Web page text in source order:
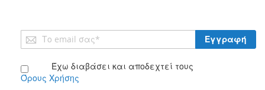
Εγγραφή
στο
Δελτίο: Έχω διαβάσει και αποδεχτεί τους
Όρους Χρήσης
Εγγραφή